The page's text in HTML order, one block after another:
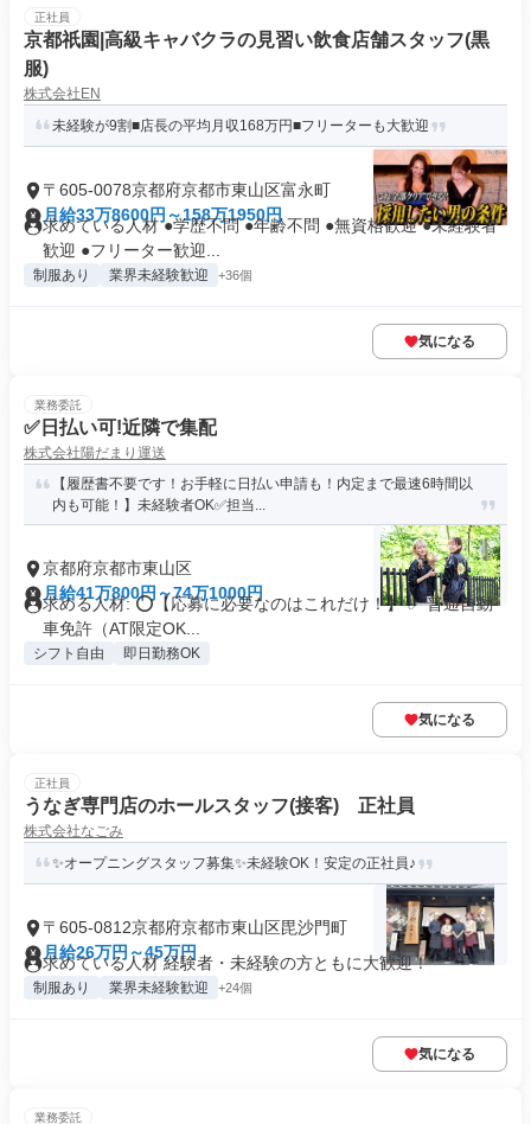
正社員
京都祇園|高級キャバクラの見習い飲食店舗スタッフ(黒
服)
株式会社EN
未経験が9割■店長の平均月収168万円■フリーターも大歓迎
〒605-0078京都府京都市東山区富永町
月給33万8600円～158万1950円
求めている人材 ●学歴不問 ●年齢不問 ●無資格歓迎 ●未経験者
歓迎 ●フリーター歓迎...
制服あり 業界未経験歓迎 +36個
気になる
業務委託
✅日払い可!近隣で集配
株式会社陽だまり運送
【履歴書不要です！お手軽に日払い申請も！内定まで最速6時間以
内も可能！】未経験者OK✅担当...
京都府京都市東山区
月給41万800円～74万1000円
求める人材: ⭕️【応募に必要なのはこれだけ！】 ✅ 普通自動
車免許（AT限定OK...
シフト自由 即日勤務OK
気になる
正社員
うなぎ専門店のホールスタッフ(接客) 正社員
株式会社なごみ
✨オープニングスタッフ募集✨未経験OK！安定の正社員♪
〒605-0812京都府京都市東山区毘沙門町
月給26万円～45万円
求めている人材 経験者・未経験の方ともに大歓迎！
制服あり 業界未経験歓迎 +24個
気になる
業務委託